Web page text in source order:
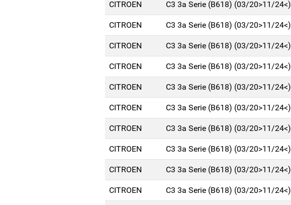
CITROEN C3 3a Serie (B618) (03/20>11/24<)
CITROEN C3 3a Serie (B618) (03/20>11/24<)
CITROEN C3 3a Serie (B618) (03/20>11/24<)
CITROEN C3 3a Serie (B618) (03/20>11/24<)
CITROEN C3 3a Serie (B618) (03/20>11/24<)
CITROEN C3 3a Serie (B618) (03/20>11/24<)
CITROEN C3 3a Serie (B618) (03/20>11/24<)
CITROEN C3 3a Serie (B618) (03/20>11/24<)
CITROEN C3 3a Serie (B618) (03/20>11/24<)
CITROEN C3 3a Serie (B618) (03/20>11/24<)